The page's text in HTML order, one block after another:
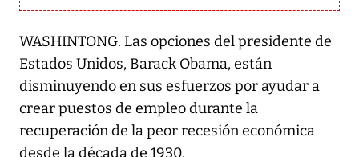
WASHINTONG. Las opciones del presidente de
Estados Unidos, Barack Obama, están
disminuyendo en sus esfuerzos por ayudar a
crear puestos de empleo durante la
recuperación de la peor recesión económica
desde la década de 1930.